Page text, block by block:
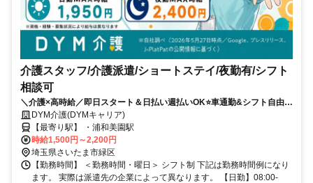
介護スタッフ/介護派遣/ショートステイ/夜勤有/シフト
相談可
＼介護×高時給／即日スタート＆日払い週払いOK⭐️車通勤&シフト自由⭐️
直接雇用サポート✨
DYM介護(DYMキャリア)
【最寄り駅】 ・浦和美園駅
時給1,500円～2,200円
埼玉県さいたま市緑区
【勤務時間】 ＜勤務時間・曜日＞ シフト制 下記は勤務時間例になり
ます。 実際は派遣先の企業によって異なります。 【日勤】08:00-